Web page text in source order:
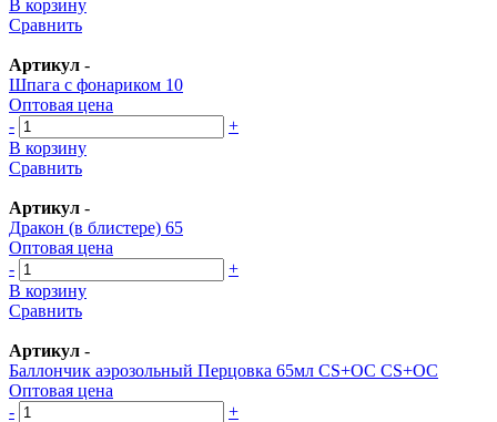
В корзину
Сравнить
Артикул -
Шпага с фонариком 10
Оптовая цена
-
+
В корзину
Сравнить
Артикул -
Дракон (в блистере) 65
Оптовая цена
-
+
В корзину
Сравнить
Артикул -
Баллончик аэрозольный Перцовка 65мл CS+OC CS+OC
Оптовая цена
-
+